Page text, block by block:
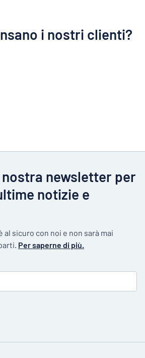
i nostri clienti?
newsletter per
notizie e
al sicuro con noi e non sarà mai
Per saperne di più.